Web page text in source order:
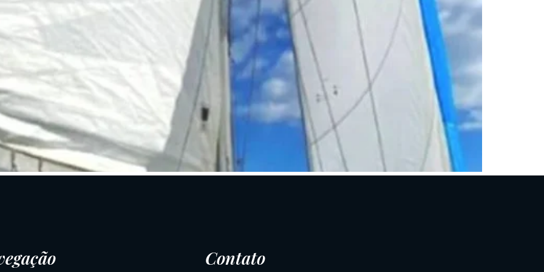
Contato